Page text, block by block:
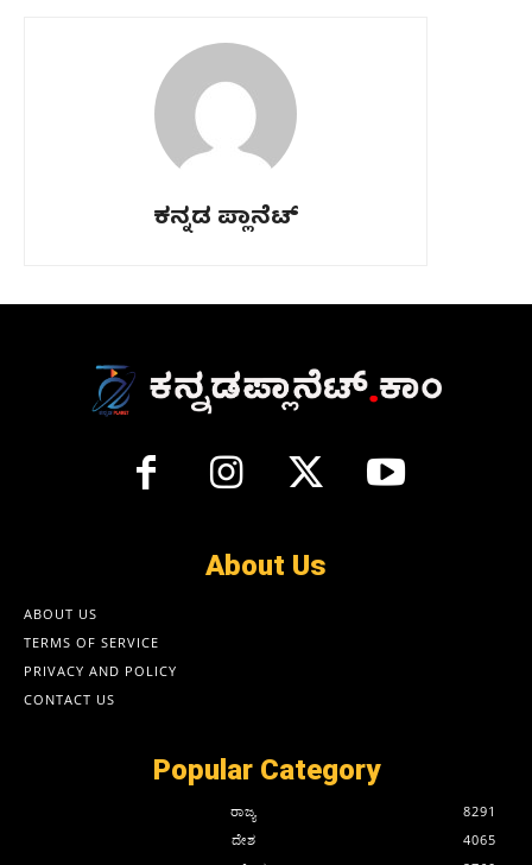
ಕನ್ನಡ ಪ್ಲಾನೆಟ್
About Us
ABOUT US
TERMS OF SERVICE
PRIVACY AND POLICY
CONTACT US
Popular Category
ರಾಜ್ಯ
8291
ದೇಶ
4065